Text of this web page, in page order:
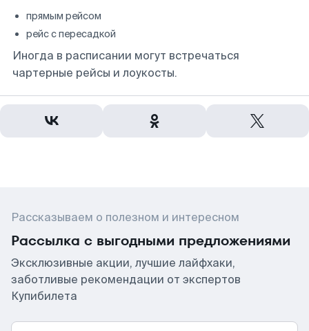
прямым рейсом
рейс с пересадкой
Иногда в расписании могут встречаться
чартерные рейсы и лоукосты.
Рассказываем о полезном и интересном
Рассылка с выгодными предложениями
Эксклюзивные акции, лучшие лайфхаки,
заботливые рекомендации от экспертов
Купибилета